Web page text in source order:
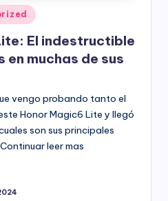
El indestructible
en muchas de sus
vengo probando tanto el
Honor Magic6 Lite y llegó
son sus principales
leer mas